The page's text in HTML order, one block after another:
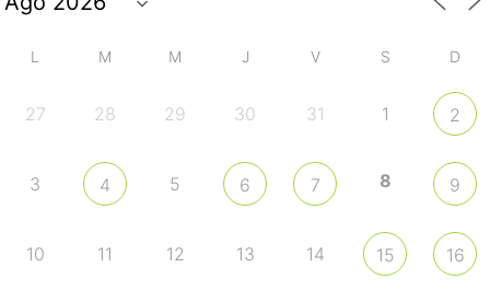
L M M J V S D
27 28 29 30 31 1 2
3 4 5 6 7 8 9
10 11 12 13 14 15 16